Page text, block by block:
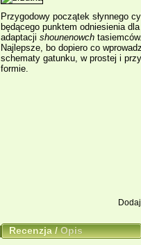
Przygodowy początek słynnego
będącego punktem odniesienia dla
adaptacji shounenowch tasiemców.
Najlepsze, bo dopiero co
schematy gatunku, w prostej i
formie.
Recenzja/Opis